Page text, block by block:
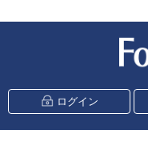
ログイン